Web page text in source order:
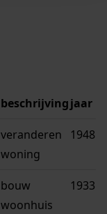
beschrijvingjaar
veranderen
woning
1948
bouw
woonhuis
1933